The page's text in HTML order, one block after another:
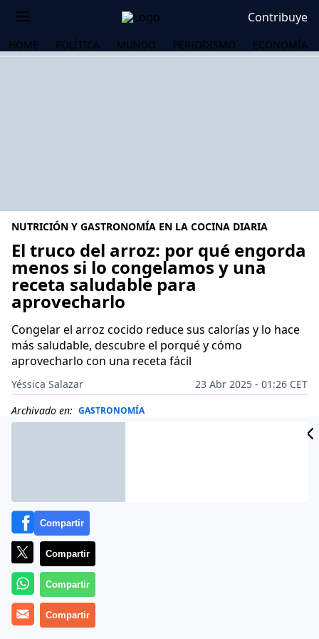
Contribuye
HOME POLÍTICA MUNDO PERIODISMO ECONOMÍA
NUTRICIÓN Y GASTRONOMÍA EN LA COCINA DIARIA
El truco del arroz: por qué engorda
menos si lo congelamos y una
receta saludable para
aprovecharlo
Congelar el arroz cocido reduce sus calorías y lo hace
más saludable, descubre el porqué y cómo
aprovecharlo con una receta fácil
Yéssica Salazar
23 Abr 2025 - 01:26 CET
Archivado en: GASTRONOMÍA
Compartir
Compartir
Compartir
Compartir